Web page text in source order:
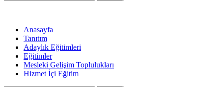
Anasayfa
Tanıtım
Adaylık Eğitimleri
Eğitimler
Mesleki Gelişim Toplulukları
Hizmet İçi Eğitim